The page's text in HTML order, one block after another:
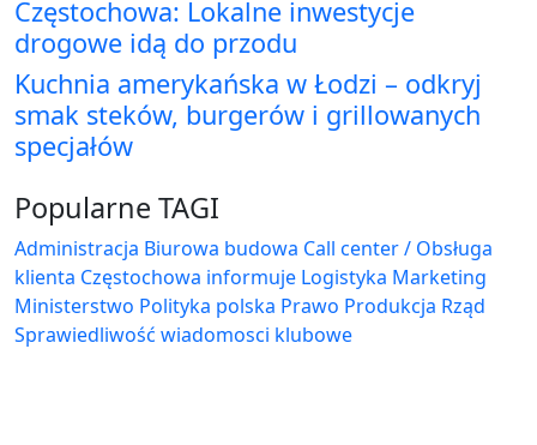
Częstochowa: Lokalne inwestycje
drogowe idą do przodu
Kuchnia amerykańska w Łodzi – odkryj
smak steków, burgerów i grillowanych
specjałów
Popularne TAGI
Administracja Biurowa budowa Call center / Obsługa
klienta Częstochowa informuje Logistyka Marketing
Ministerstwo Polityka polska Prawo Produkcja Rząd
Sprawiedliwość wiadomosci klubowe